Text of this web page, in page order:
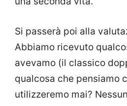
Si passerà poi alla
Abbiamo ricevuto
avevamo (il classico
qualcosa che pensiamo
utilizzeremo mai?